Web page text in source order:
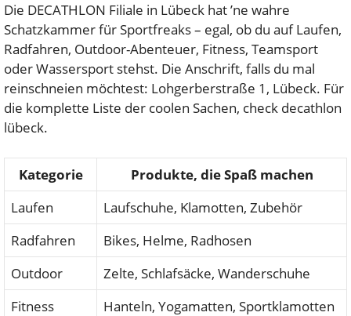
Die DECATHLON Filiale in Lübeck hat ’ne wahre
Schatzkammer für Sportfreaks – egal, ob du auf Laufen,
Radfahren, Outdoor-Abenteuer, Fitness, Teamsport
oder Wassersport stehst. Die Anschrift, falls du mal
reinschneien möchtest: Lohgerberstraße 1, Lübeck. Für
die komplette Liste der coolen Sachen, check decathlon
lübeck.
Kategorie
Produkte, die Spaß machen
Laufen
Laufschuhe, Klamotten, Zubehör
Radfahren
Bikes, Helme, Radhosen
Outdoor
Zelte, Schlafsäcke, Wanderschuhe
Fitness
Hanteln, Yogamatten, Sportklamotten